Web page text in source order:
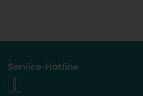
Service-Hotline